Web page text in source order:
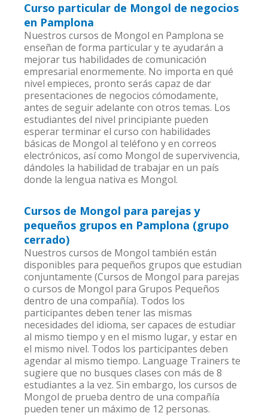
Curso particular de Mongol de negocios
en Pamplona
Nuestros cursos de Mongol en Pamplona se
enseñan de forma particular y te ayudarán a
mejorar tus habilidades de comunicación
empresarial enormemente. No importa en qué
nivel empieces, pronto serás capaz de dar
presentaciones de negocios cómodamente,
antes de seguir adelante con otros temas. Los
estudiantes del nivel principiante pueden
esperar terminar el curso con habilidades
básicas de Mongol al teléfono y en correos
electrónicos, así como Mongol de supervivencia,
dándoles la habilidad de trabajar en un país
donde la lengua nativa es Mongol.
Cursos de Mongol para parejas y
pequeños grupos en Pamplona (grupo
cerrado)
Nuestros cursos de Mongol también están
disponibles para pequeños grupos que estudian
conjuntamente (Cursos de Mongol para parejas
o cursos de Mongol para Grupos Pequeños
dentro de una compañía). Todos los
participantes deben tener las mismas
necesidades del idioma, ser capaces de estudiar
al mismo tiempo y en el mismo lugar, y estar en
el mismo nivel. Todos los participantes deben
agendar al mismo tiempo. Language Trainers te
sugiere que no busques clases con más de 8
estudiantes a la vez. Sin embargo, los cursos de
Mongol de prueba dentro de una compañía
pueden tener un máximo de 12 personas.